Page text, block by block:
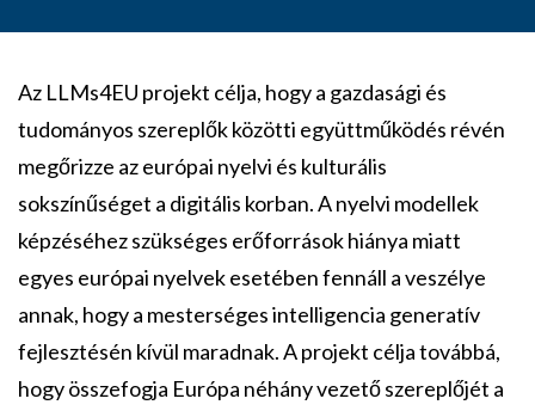
Az LLMs4EU projekt célja, hogy a gazdasági és
tudományos szereplők közötti együttműködés révén
megőrizze az európai nyelvi és kulturális
sokszínűséget a digitális korban. A nyelvi modellek
képzéséhez szükséges erőforrások hiánya miatt
egyes európai nyelvek esetében fennáll a veszélye
annak, hogy a mesterséges intelligencia generatív
fejlesztésén kívül maradnak. A projekt célja továbbá,
hogy összefogja Európa néhány vezető szereplőjét a